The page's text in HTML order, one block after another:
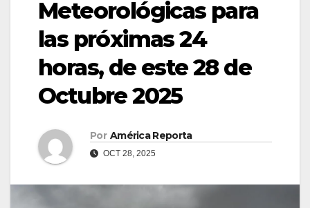
Meteorológicas para
las próximas 24
horas, de este 28 de
Octubre 2025
Por América Reporta
OCT 28, 2025